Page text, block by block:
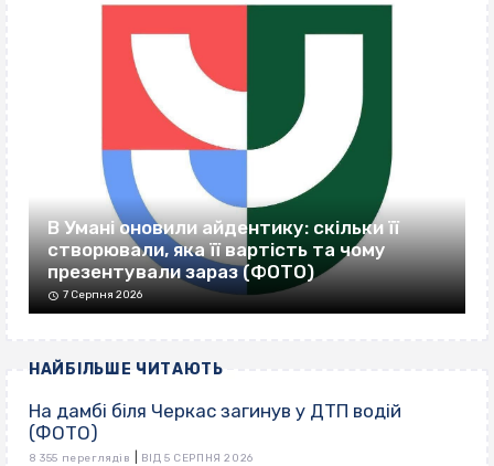
В Умані оновили айдентику: скільки її
створювали, яка її вартість та чому
презентували зараз (ФОТО)
7 Серпня 2026
НАЙБІЛЬШЕ ЧИТАЮТЬ
На дамбі біля Черкас загинув у ДТП водій
(ФОТО)
8 355 переглядів ВІД 5 СЕРПНЯ 2026